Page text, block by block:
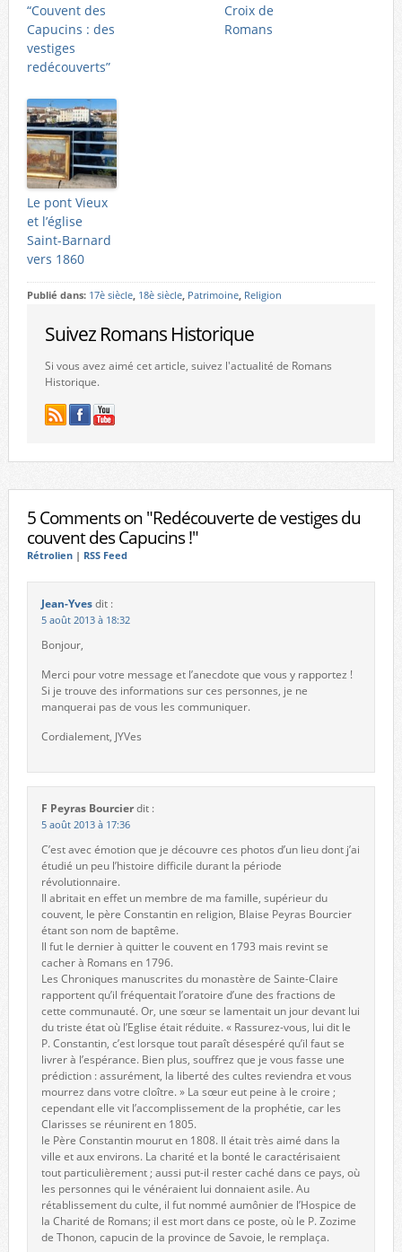
“Couvent des
Capucins : des
vestiges
redécouverts”
Croix de
Romans
Le pont Vieux
et l’église
Saint-Barnard
vers 1860
Publié dans: 17è siècle, 18è siècle, Patrimoine, Religion
Suivez Romans Historique
Si vous avez aimé cet article, suivez l'actualité de Romans
Historique.
5 Comments on "Redécouverte de vestiges du
couvent des Capucins !"
Rétrolien| RSS Feed
Jean-Yvesdit :
5 août 2013 à 18:32
Bonjour,
Merci pour votre message et l’anecdote que vous y rapportez !
Si je trouve des informations sur ces personnes, je ne
manquerai pas de vous les communiquer.
Cordialement, JYVes
F Peyras Bourcierdit :
5 août 2013 à 17:36
C’est avec émotion que je découvre ces photos d’un lieu dont j’ai
étudié un peu l’histoire difficile durant la période
révolutionnaire.
Il abritait en effet un membre de ma famille, supérieur du
couvent, le père Constantin en religion, Blaise Peyras Bourcier
étant son nom de baptême.
Il fut le dernier à quitter le couvent en 1793 mais revint se
cacher à Romans en 1796.
Les Chroniques manuscrites du monastère de Sainte-Claire
rapportent qu’il fréquentait l’oratoire d’une des fractions de
cette communauté. Or, une sœur se lamentait un jour devant lui
du triste état où l’Eglise était réduite. « Rassurez-vous, lui dit le
P. Constantin, c’est lorsque tout paraît désespéré qu’il faut se
livrer à l’espérance. Bien plus, souffrez que je vous fasse une
prédiction : assurément, la liberté des cultes reviendra et vous
mourrez dans votre cloître. » La sœur eut peine à le croire ;
cependant elle vit l’accomplissement de la prophétie, car les
Clarisses se réunirent en 1805.
le Père Constantin mourut en 1808. Il était très aimé dans la
ville et aux environs. La charité et la bonté le caractérisaient
tout particulièrement ; aussi put-il rester caché dans ce pays, où
les personnes qui le vénéraient lui donnaient asile. Au
rétablissement du culte, il fut nommé aumônier de l’Hospice de
la Charité de Romans; il est mort dans ce poste, où le P. Zozime
de Thonon, capucin de la province de Savoie, le remplaça.